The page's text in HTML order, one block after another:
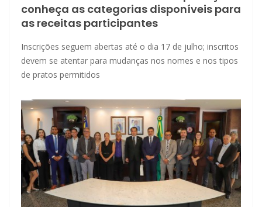
conheça as categorias disponíveis para
as receitas participantes
Inscrições seguem abertas até o dia 17 de julho; inscritos
devem se atentar para mudanças nos nomes e nos tipos
de pratos permitidos